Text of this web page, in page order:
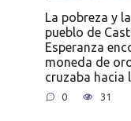
La pobreza y
pueblo de
Esperanza
moneda de
cruzaba hacia
0 31